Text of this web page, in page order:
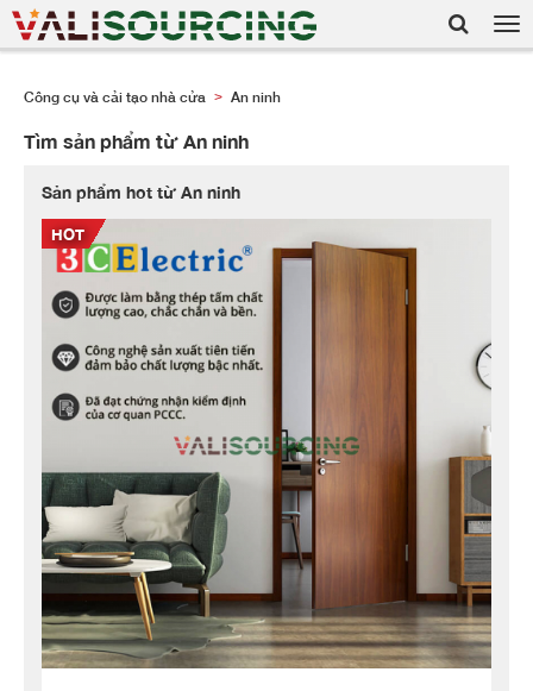
Công cụ và cải tạo nhà cửa > An ninh
Tìm sản phẩm từ An ninh
Sản phẩm hot từ An ninh